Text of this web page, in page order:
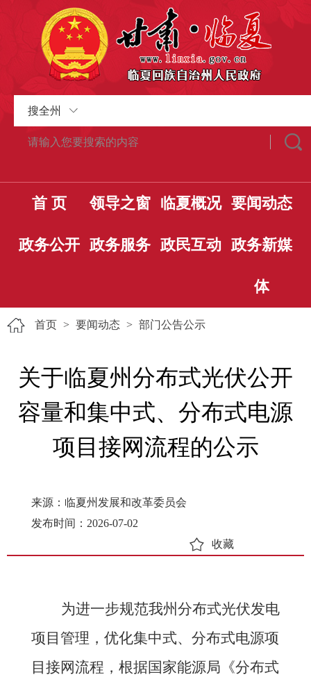
搜全州
首 页 领导之窗 临夏概况 要闻动态
政务公开 政务服务 政民互动 政务新媒
体
首页 > 要闻动态 > 部门公告公示
关于临夏州分布式光伏公开
容量和集中式、分布式电源
项目接网流程的公示
来源：临夏州发展和改革委员会
发布时间：2026-07-02
收藏
为进一步规范我州分布式光伏发电
项目管理，优化集中式、分布式电源项
目接网流程，根据国家能源局《分布式